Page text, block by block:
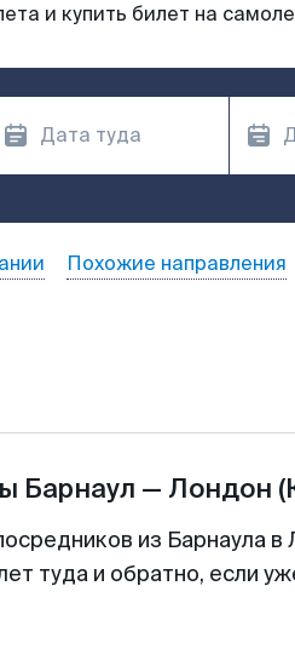
и купить билет на
Похожие направления
Барнаул — Лондон
из Барнаула
туда и обратно, если